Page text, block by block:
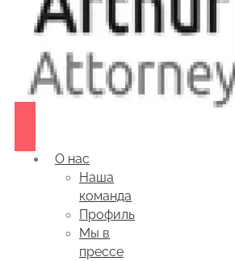
О нас
Наша
команда
Профиль
Мы в
прессе